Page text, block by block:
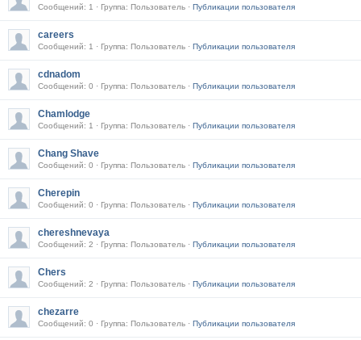
Сообщений: 1 · Группа: Пользователь · Публикации пользователя
careers
Сообщений: 1 · Группа: Пользователь · Публикации пользователя
cdnadom
Сообщений: 0 · Группа: Пользователь · Публикации пользователя
Chamlodge
Сообщений: 1 · Группа: Пользователь · Публикации пользователя
Chang Shave
Сообщений: 0 · Группа: Пользователь · Публикации пользователя
Cherepin
Сообщений: 0 · Группа: Пользователь · Публикации пользователя
chereshnevaya
Сообщений: 2 · Группа: Пользователь · Публикации пользователя
Chers
Сообщений: 2 · Группа: Пользователь · Публикации пользователя
chezarre
Сообщений: 0 · Группа: Пользователь · Публикации пользователя